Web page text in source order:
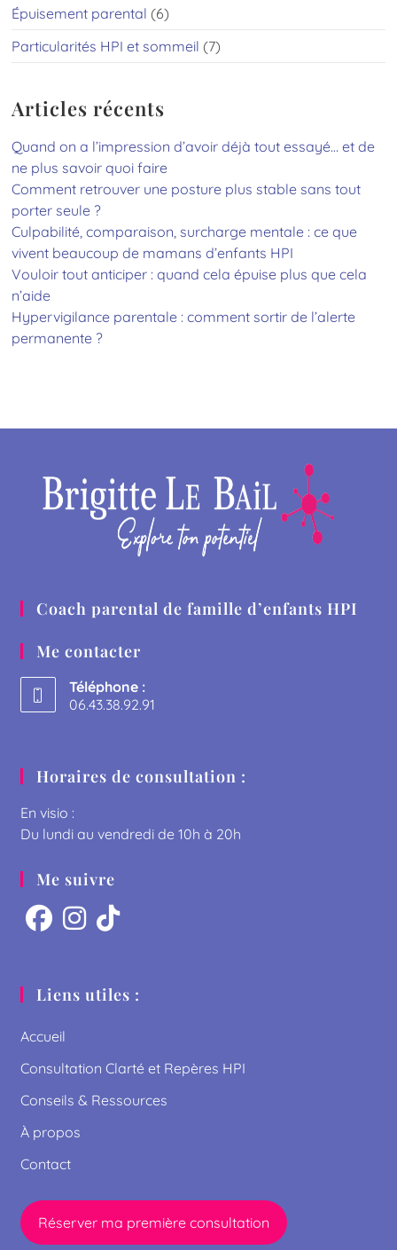
Épuisement parental (6)
Particularités HPI et sommeil (7)
Articles récents
Quand on a l’impression d’avoir déjà tout essayé… et de
ne plus savoir quoi faire
Comment retrouver une posture plus stable sans tout
porter seule ?
Culpabilité, comparaison, surcharge mentale : ce que
vivent beaucoup de mamans d’enfants HPI
Vouloir tout anticiper : quand cela épuise plus que cela
n’aide
Hypervigilance parentale : comment sortir de l’alerte
permanente ?
Coach parental de famille d’enfants HPI
Me contacter
Téléphone :
06.43.38.92.91
Horaires de consultation :
En visio :
Du lundi au vendredi de 10h à 20h
Me suivre
Liens utiles :
Accueil
Consultation Clarté et Repères HPI
Conseils & Ressources
À propos
Contact
Réserver ma première consultation